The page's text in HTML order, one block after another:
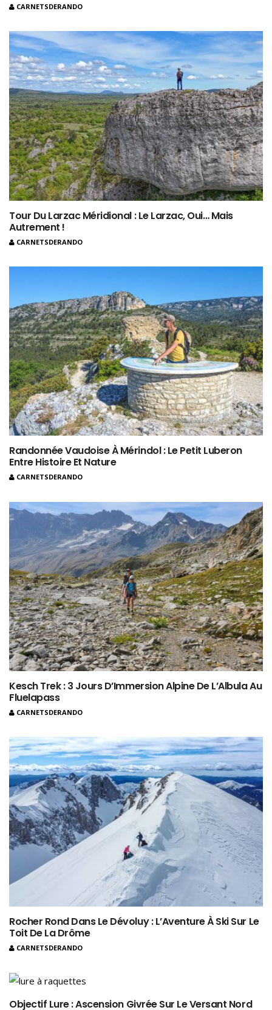
CARNETSDERANDO
Tour Du Larzac Méridional : Le Larzac, Oui… Mais
Autrement !
CARNETSDERANDO
Randonnée Vaudoise À Mérindol : Le Petit Luberon
Entre Histoire Et Nature
CARNETSDERANDO
Kesch Trek : 3 Jours D’Immersion Alpine De L’Albula Au
Fluelapass
CARNETSDERANDO
Rocher Rond Dans Le Dévoluy : L’Aventure À Ski Sur Le
Toit De La Drôme
CARNETSDERANDO
Objectif Lure : Ascension Givrée Sur Le Versant Nord